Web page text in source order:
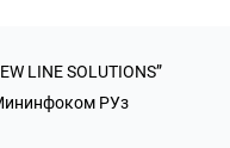
LINE SOLUTIONS”
РУз